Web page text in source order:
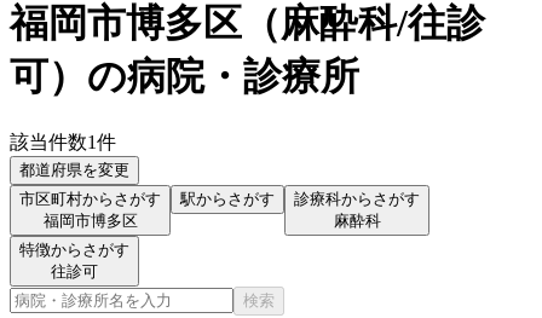
福岡市博多区 （麻酔科/往診
可） の病院・診療所
該当件数1件
都道府県を変更
市区町村からさがす
福岡市博多区
駅からさがす
診療科からさがす
麻酔科
特徴からさがす
往診可
検索